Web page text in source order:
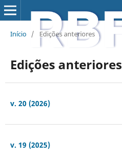
Início / Edições anteriores
Edições anteriores
v. 20 (2026)
v. 19 (2025)